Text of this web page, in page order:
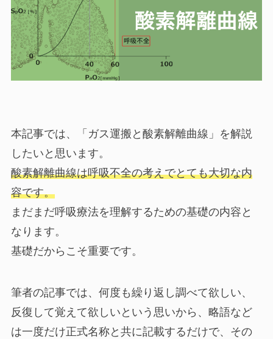
本記事では、「ガス運搬と酸素解離曲線」を解説
したいと思います。
酸素解離曲線は呼吸不全の考えでとても大切な内
容です。
まだまだ呼吸療法を理解するための基礎の内容と
なります。
基礎だからこそ重要です。
筆者の記事では、何度も繰り返し調べて欲しい、
反復して覚えて欲しいという思いから、略語など
は一度だけ正式名称と共に記載するだけで、その